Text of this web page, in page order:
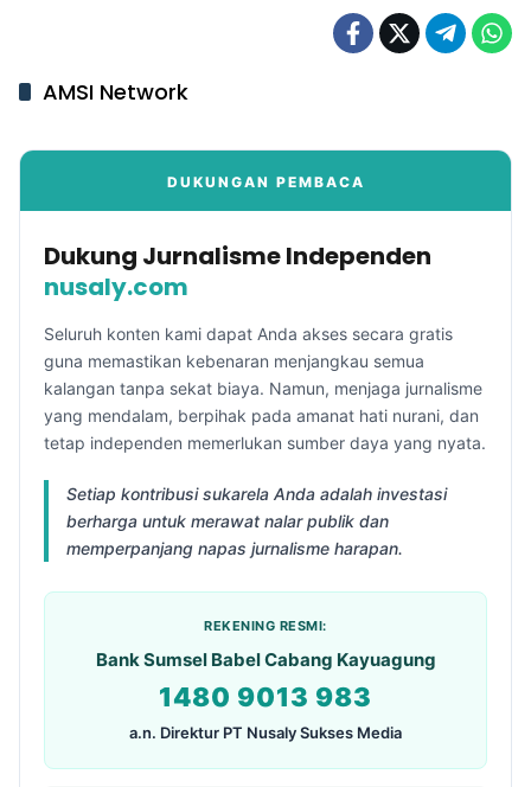
AMSI Network
DUKUNGAN PEMBACA
Dukung Jurnalisme Independen
nusaly.com
Seluruh konten kami dapat Anda akses secara gratis
guna memastikan kebenaran menjangkau semua
kalangan tanpa sekat biaya. Namun, menjaga jurnalisme
yang mendalam, berpihak pada amanat hati nurani, dan
tetap independen memerlukan sumber daya yang nyata.
Setiap kontribusi sukarela Anda adalah investasi
berharga untuk merawat nalar publik dan
memperpanjang napas jurnalisme harapan.
REKENING RESMI:
Bank Sumsel Babel Cabang Kayuagung
1480 9013 983
a.n. Direktur PT Nusaly Sukses Media